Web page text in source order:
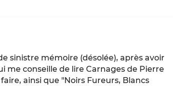
sinistre mémoire (désolée), après avoir
me conseille de lire Carnages de Pierre
ainsi que "Noirs Fureurs, Blancs